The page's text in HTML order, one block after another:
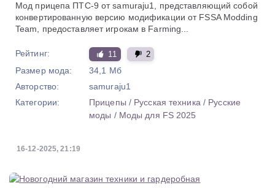
Мод прицепа ПТС-9 от samuraju1, представляющий собой
конвертированную версию модификации от FSSA Modding
Team, предоставляет игрокам в Farming...
Рейтинг: 11 2
Размер мода:
34,1 Мб
Авторство:
samuraju1
Категории:
Прицепы / Русская техника/ Русские
моды / Моды для FS 2025
16-12-2025, 21:19